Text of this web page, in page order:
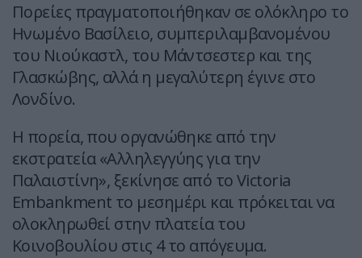
Πορείες πραγματοποιήθηκαν σε ολόκληρο το
Ηνωμένο Βασίλειο, συμπεριλαμβανομένου
του Νιούκαστλ, του Μάντσεστερ και της
Γλασκώβης, αλλά η μεγαλύτερη έγινε στο
Λονδίνο.
Η πορεία, που οργανώθηκε από την
εκστρατεία «Αλληλεγγύης για την
Παλαιστίνη», ξεκίνησε από το Victoria
Embankment το μεσημέρι και πρόκειται να
ολοκληρωθεί στην πλατεία του
Κοινοβουλίου στις 4 το απόγευμα.